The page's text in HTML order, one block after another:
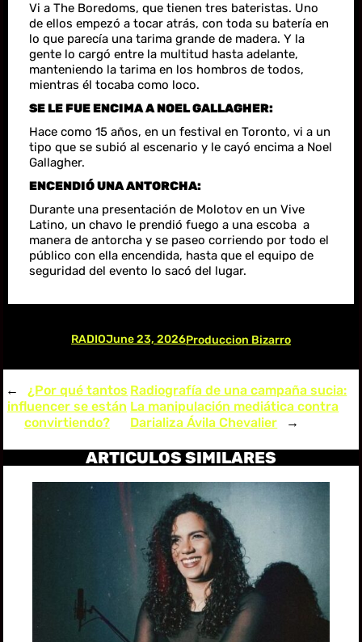
Vi a The Boredoms, que tienen tres bateristas. Uno
de ellos empezó a tocar atrás, con toda su batería en
lo que parecía una tarima grande de madera. Y la
gente lo cargó entre la multitud hasta adelante,
manteniendo la tarima en los hombros de todos,
mientras él tocaba como loco.
SE LE FUE ENCIMA A NOEL GALLAGHER:
Hace como 15 años, en un festival en Toronto, vi a un
tipo que se subió al escenario y le cayó encima a Noel
Gallagher.
ENCENDIÓ UNA ANTORCHA:
Durante una presentación de Molotov en un Vive
Latino, un chavo le prendió fuego a una escoba a
manera de antorcha y se paseo corriendo por todo el
público con ella encendida, hasta que el equipo de
seguridad del evento lo sacó del lugar.
RADIOJune 23, 2026Produccion Bizarro
←
¿Por qué tantos
influencer se están
convirtiendo?
Radiografía de una campaña sucia:
La manipulación mediática contra
Darializa Ávila Chevalier
→
ARTICULOS SIMILARES